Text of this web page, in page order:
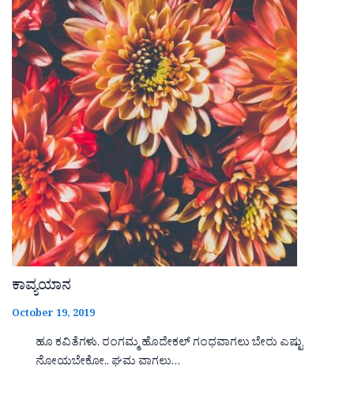
ಕಾವ್ಯಯಾನ
October 19, 2019
ಹೂ ಕವಿತೆಗಳು. ರಂಗಮ್ಮ ಹೊದೇಕಲ್ ಗಂಧವಾಗಲು ಬೇರು ಎಷ್ಟು
ನೋಯಬೇಕೋ.. ಘಮ ವಾಗಲು…